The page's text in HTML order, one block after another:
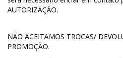
AUTORIZAÇÃO.
NÃO ACEITAMOS TROCAS/
PROMOÇÃO.